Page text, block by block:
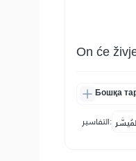
On će
Бошқа
التفاسير: